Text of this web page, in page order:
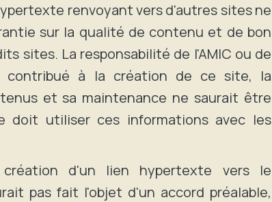
renvoyant vers d'autres sites ne
sur la qualité de contenu et de bon
sites. La responsabilité de l'AMIC ou de
contribué à la création de ce site, la
et sa maintenance ne saurait être
doit utiliser ces informations avec les
d'un lien hypertexte vers le
pas fait l'objet d'un accord préalable,